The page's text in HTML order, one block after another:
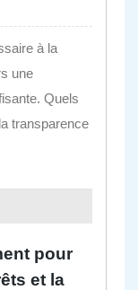
à la
une
Quels
transparence
pour
et la